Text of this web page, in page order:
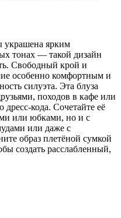
украшена ярким
тонах — такой дизайн
Свободный крой и
особенно комфортным и
силуэта. Эта блуза
походов в кафе или
кода. Сочетайте её
или юбками, но и с
или даже с
образ плетёной сумкой
создать расслабленный,